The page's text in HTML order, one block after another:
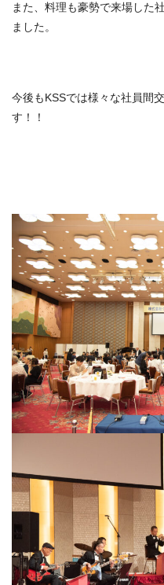
また、料理も豪勢で来場した
ました。
今後もKSSでは様々な社員間
す！！